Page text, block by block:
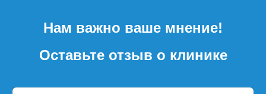
Нам важно ваше мнение!
Оставьте отзыв о клинике